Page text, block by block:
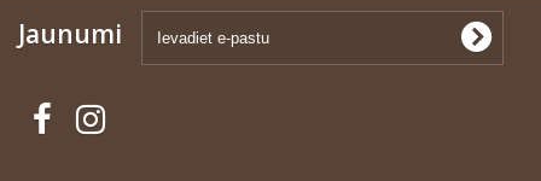
Jaunumi